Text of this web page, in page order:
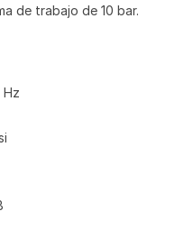
de trabajo de 10 bar.
Hz